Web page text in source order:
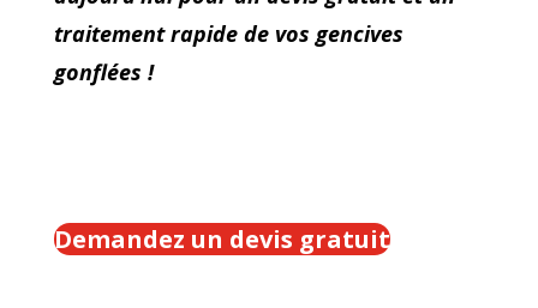
traitement rapide de vos gencives
gonflées !
Demandez un devis gratuit